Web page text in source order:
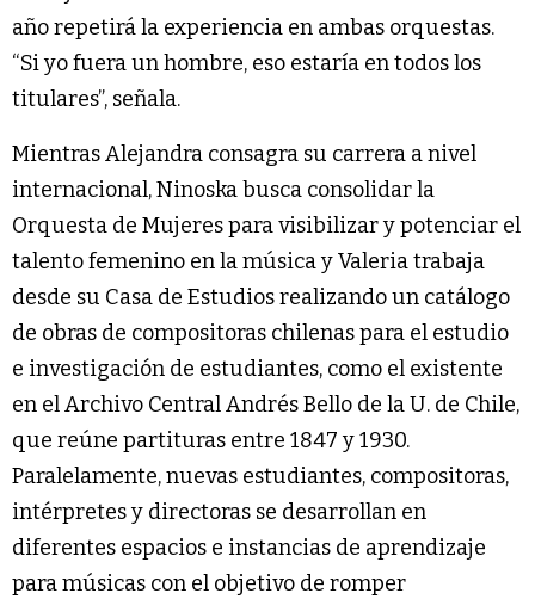
año repetirá la experiencia en ambas orquestas.
“Si yo fuera un hombre, eso estaría en todos los
titulares”, señala.
Mientras Alejandra consagra su carrera a nivel
internacional, Ninoska busca consolidar la
Orquesta de Mujeres para visibilizar y potenciar el
talento femenino en la música y Valeria trabaja
desde su Casa de Estudios realizando un catálogo
de obras de compositoras chilenas para el estudio
e investigación de estudiantes, como el existente
en el Archivo Central Andrés Bello de la U. de Chile,
que reúne partituras entre 1847 y 1930.
Paralelamente, nuevas estudiantes, compositoras,
intérpretes y directoras se desarrollan en
diferentes espacios e instancias de aprendizaje
para músicas con el objetivo de romper